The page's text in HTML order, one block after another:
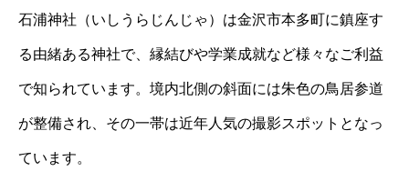
石浦神社（いしうらじんじゃ）は金沢市本多町に鎮座す
る由緒ある神社で、縁結びや学業成就など様々なご利益
で知られています。境内北側の斜面には朱色の鳥居参道
が整備され、その一帯は近年人気の撮影スポットとなっ
ています。